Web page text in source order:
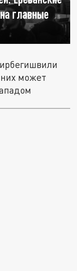
главные
может